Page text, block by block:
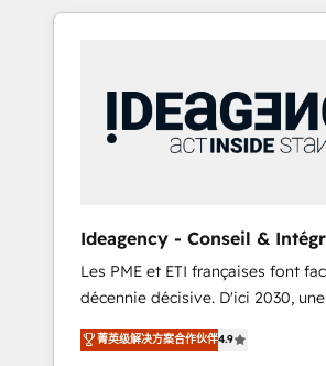
ABM, IA, emailing) Informations clés : - 10 ans
certifications HubSpot cumulées
brands such as Lenovo,
Association, Randstad, Uber
HubSpot itself. We have the largest technical
consulting team of any HubSpot
extensibility. When you work with Aptitude 8,
you get a team – not an
embedded consulting, strategy,
development, and project
have 100% US-based, FTE team
Ideagency - Conseil &
HubSpot
Les PME et ETI françaises font
décennie décisive. D'ici 2030,
consolidation va recomposer le
Seules survivront les entreprises
菁英级解决方案合作伙伴4.9